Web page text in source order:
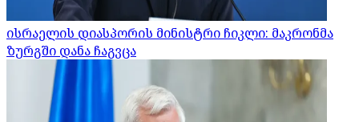
ისრაელის დიასპორის მინისტრი ჩიკლი: მაკრონმა
ზურგში დანა ჩაგვცა